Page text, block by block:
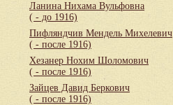
Ланина Нихама Вульфовна
( - до 1916)
Пифляндчив Мендель Михелевич
( - после 1916)
Хезанер Нохим Шоломович
( - после 1916)
Зайцев Давид Беркович
( - после 1916)